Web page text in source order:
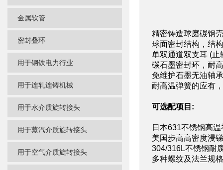
精密铸造球磨碳钢
球面密封结构，结
单双通道双支耳 (止
碳石墨密封环，耐
免维护石墨无油轴
耐高温弹簧的应有
可选配项目:
日本631不锈钢高
美国步高高密度浸
304/316L不锈钢耐
多种螺纹及法兰规
金属软管
密封叠环
用于钢铁电力行业
用于连轧连铸机械
用于水介质旋转接头
用于蒸汽介质旋转接头
用于空气介质旋转接头